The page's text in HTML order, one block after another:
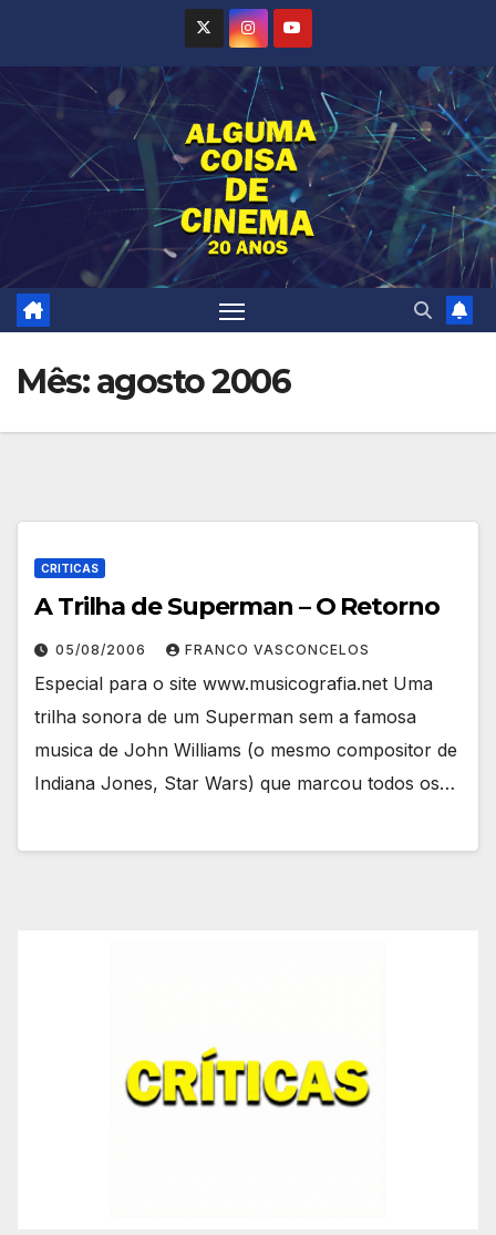
Mês:agosto 2006
CRITICAS
A Trilha de Superman – O Retorno
05/08/2006 FRANCO VASCONCELOS
Especial para o site www.musicografia.net Uma
trilha sonora de um Superman sem a famosa
musica de John Williams (o mesmo compositor de
Indiana Jones, Star Wars) que marcou todos os…